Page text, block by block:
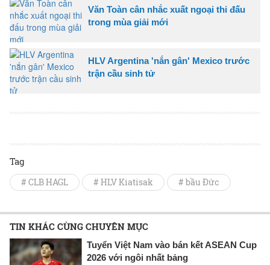
Văn Toàn cân nhắc xuất ngoại thi đấu
trong mùa giải mới
HLV Argentina 'nắn gân' Mexico trước
trận cầu sinh tử
Tag
# CLB HAGL # HLV Kiatisak # bầu Đức
TIN KHÁC CÙNG CHUYÊN MỤC
Tuyển Việt Nam vào bán kết ASEAN Cup
2026 với ngôi nhất bảng